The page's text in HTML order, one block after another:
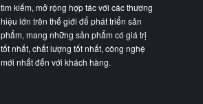
tìm kiếm, mở rộng hợp tác với các thương
hiệu lớn trên thế giới để phát triển sản
phẩm, mang những sản phẩm có giá trị
tốt nhất, chất lượng tốt nhất, công nghệ
mới nhất đến với khách hàng.